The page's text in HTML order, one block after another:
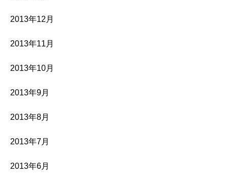
2013年12月
2013年11月
2013年10月
2013年9月
2013年8月
2013年7月
2013年6月